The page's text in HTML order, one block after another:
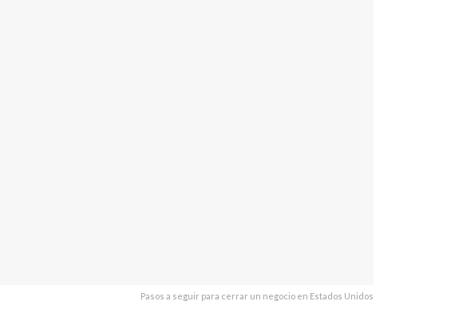
Pasos a seguir para cerrar un negocio en Estados Unidos